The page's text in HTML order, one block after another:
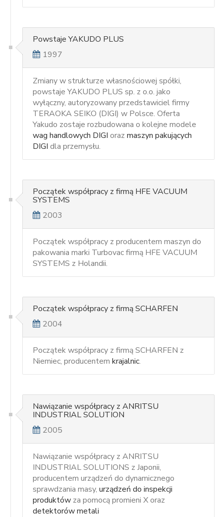
Powstaje YAKUDO PLUS
1997
Zmiany w strukturze własnościowej spółki,
powstaje YAKUDO PLUS sp. z o.o. jako
wyłączny, autoryzowany przedstawiciel firmy
TERAOKA SEIKO (DIGI) w Polsce. Oferta
Yakudo zostaje rozbudowana o kolejne modele
wag handlowych DIGI oraz maszyn pakujących
DIGI dla przemysłu.
Początek współpracy z firmą HFE VACUUM
SYSTEMS
2003
Początek współpracy z producentem maszyn do
pakowania marki Turbovac firmą HFE VACUUM
SYSTEMS z Holandii.
Początek współpracy z firmą SCHARFEN
2004
Początek współpracy z firmą SCHARFEN z
Niemiec, producentem krajalnic.
Nawiązanie współpracy z ANRITSU
INDUSTRIAL SOLUTION
2005
Nawiązanie współpracy z ANRITSU
INDUSTRIAL SOLUTIONS z Japonii,
producentem urządzeń do dynamicznego
sprawdzania masy, urządzeń do inspekcji
produktów za pomocą promieni X oraz
detektorów metali